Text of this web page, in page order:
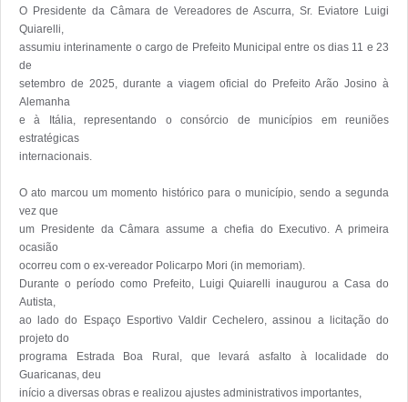
O Presidente da Câmara de Vereadores de Ascurra, Sr. Eviatore Luigi
Quiarelli,
assumiu interinamente o cargo de Prefeito Municipal entre os dias 11 e 23
de
setembro de 2025, durante a viagem oficial do Prefeito Arão Josino à
Alemanha
e à Itália, representando o consórcio de municípios em reuniões
estratégicas
internacionais.
O ato marcou um momento histórico para o município, sendo a segunda
vez que
um Presidente da Câmara assume a chefia do Executivo. A primeira
ocasião
ocorreu com o ex-vereador Policarpo Mori (in memoriam).
Durante o período como Prefeito, Luigi Quiarelli inaugurou a Casa do
Autista,
ao lado do Espaço Esportivo Valdir Cechelero, assinou a licitação do
projeto do
programa Estrada Boa Rural, que levará asfalto à localidade do
Guaricanas, deu
início a diversas obras e realizou ajustes administrativos importantes,